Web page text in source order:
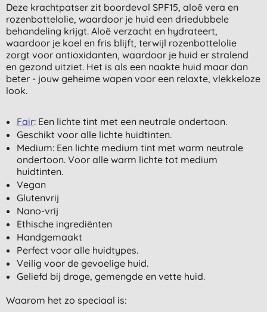
Deze krachtpatser zit boordevol SPF15, aloë vera en
rozenbottelolie, waardoor je huid een driedubbele
behandeling krijgt. Aloë verzacht en hydrateert,
waardoor je koel en fris blijft, terwijl rozenbottelolie
zorgt voor antioxidanten, waardoor je huid er stralend
en gezond uitziet. Het is als een naakte huid maar dan
beter - jouw geheime wapen voor een relaxte, vlekkeloze
look.
Fair: Een lichte tint met een neutrale ondertoon.
Geschikt voor alle lichte huidtinten.
Medium: Een lichte medium tint met warm neutrale
ondertoon. Voor alle warm lichte tot medium
huidtinten.
Vegan
Glutenvrij
Nano-vrij
Ethische ingrediënten
Handgemaakt
Perfect voor alle huidtypes.
Veilig voor de gevoelige huid.
Geliefd bij droge, gemengde en vette huid.
Waarom het zo speciaal is: